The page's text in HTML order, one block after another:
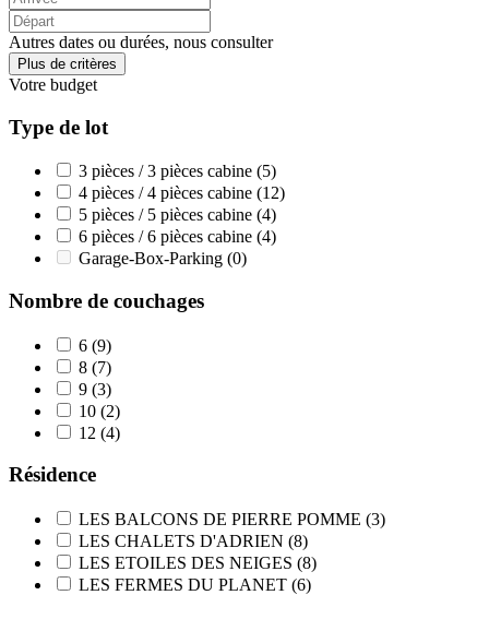
Autres dates ou durées, nous consulter
Plus de critères
Votre budget
Type de lot
3 pièces / 3 pièces cabine (5)
4 pièces / 4 pièces cabine (12)
5 pièces / 5 pièces cabine (4)
6 pièces / 6 pièces cabine (4)
Garage-Box-Parking (0)
Nombre de couchages
6 (9)
8 (7)
9 (3)
10 (2)
12 (4)
Résidence
LES BALCONS DE PIERRE POMME (3)
LES CHALETS D'ADRIEN (8)
LES ETOILES DES NEIGES (8)
LES FERMES DU PLANET (6)